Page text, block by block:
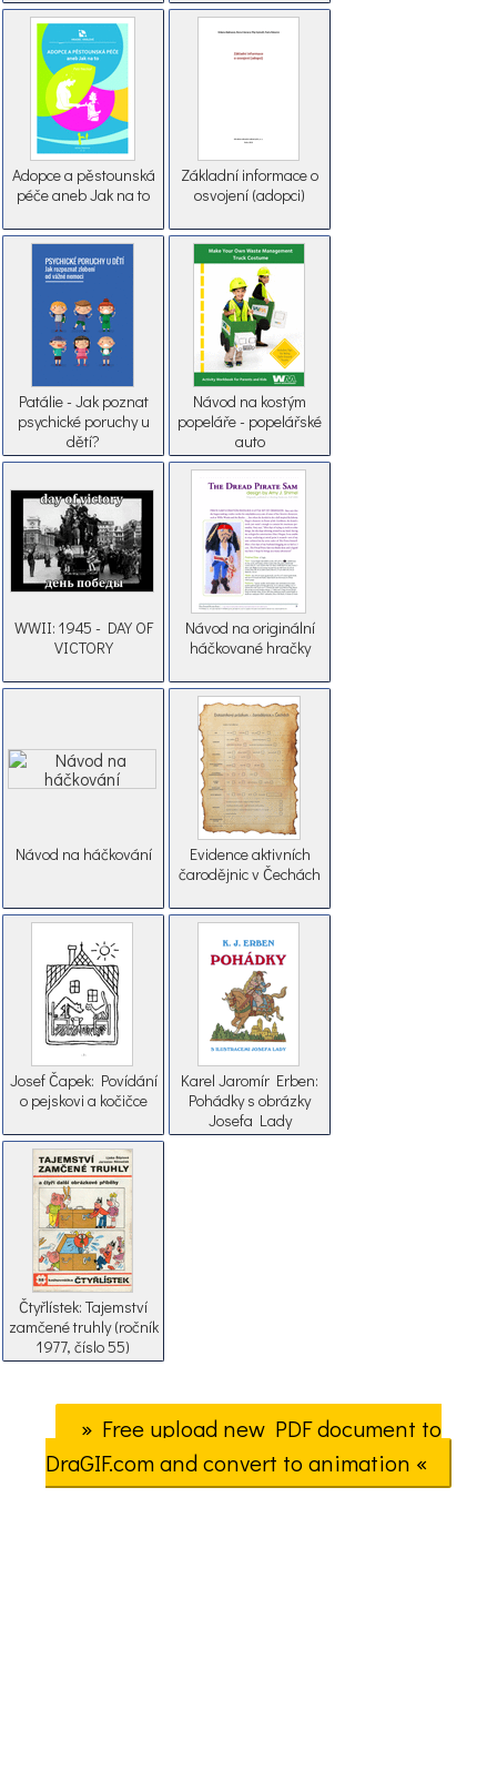
Adopce a pěstounská
péče aneb Jak na to
Základní informace o
osvojení (adopci)
Patálie - Jak poznat
psychické poruchy u
dětí?
Návod na kostým
popeláře - popelářské
auto
WWII: 1945 - DAY OF
VICTORY
Návod na originální
háčkované hračky
Návod na háčkování
Evidence aktivních
čarodějnic v Čechách
Josef Čapek: Povídání
o pejskovi a kočičce
Karel Jaromír Erben:
Pohádky s obrázky
Josefa Lady
Čtyřlístek: Tajemství
zamčené truhly (ročník
1977, číslo 55)
» Free upload new PDF document to
DraGIF.com and convert to animation «